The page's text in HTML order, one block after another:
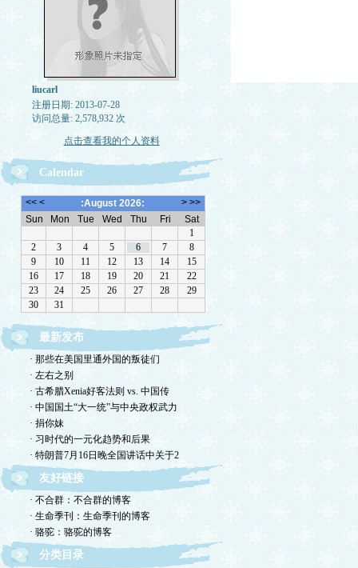
liucarl
注册日期: 2013-07-28
访问总量: 2,578,932 次
点击查看我的个人资料
Calendar
最新发布
· 那些在美国里通外国的叛徒们
· 左右之别
· 古希腊Xenia好客法则 vs. 中国传
· 中国国土“大一统”与中央政权武力
· 捐你妹
· 习时代的一元化趋势和后果
· 特朗普7月16日晚全国讲话中关于2
友好链接
· 不合群：不合群的博客
· 生命季刊：生命季刊的博客
· 骆驼：骆驼的博客
分类目录